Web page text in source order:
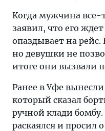
Когда мужчина все-
заявил, что его
опаздывает на
но девушки не
итоге они вызвали
Ранее в Уфе
который сказал
ручной клади
раскаялся и просил